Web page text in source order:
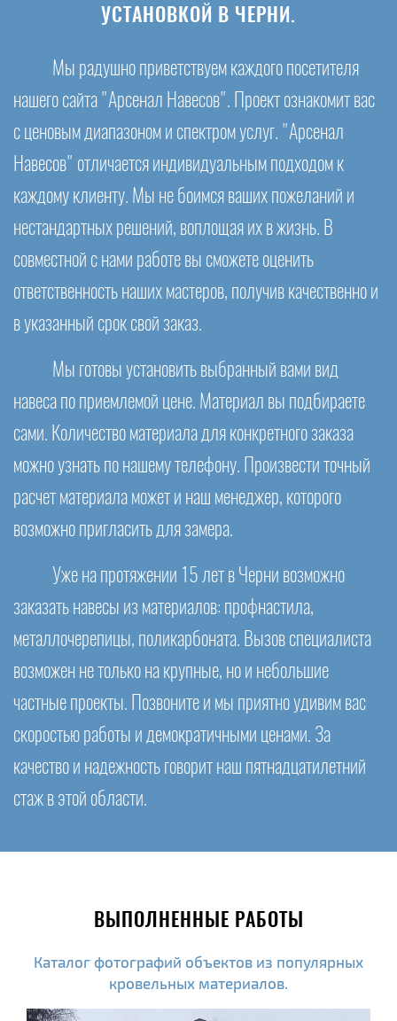
УСТАНОВКОЙ В ЧЕРНИ.
Мы радушно приветствуем каждого посетителя
нашего сайта "Арсенал Навесов". Проект ознакомит вас
с ценовым диапазоном и спектром услуг. "Арсенал
Навесов" отличается индивидуальным подходом к
каждому клиенту. Мы не боимся ваших пожеланий и
нестандартных решений, воплощая их в жизнь. В
совместной с нами работе вы сможете оценить
ответственность наших мастеров, получив качественно и
в указанный срок свой заказ.
Мы готовы установить выбранный вами вид
навеса по приемлемой цене. Материал вы подбираете
сами. Количество материала для конкретного заказа
можно узнать по нашему телефону. Произвести точный
расчет материала может и наш менеджер, которого
возможно пригласить для замера.
Уже на протяжении 15 лет в Черни возможно
заказать навесы из материалов: профнастила,
металлочерепицы, поликарбоната. Вызов специалиста
возможен не только на крупные, но и небольшие
частные проекты. Позвоните и мы приятно удивим вас
скоростью работы и демократичными ценами. За
качество и надежность говорит наш пятнадцатилетний
стаж в этой области.
ВЫПОЛНЕННЫЕ РАБОТЫ
Каталог фотографий объектов из популярных
кровельных материалов.